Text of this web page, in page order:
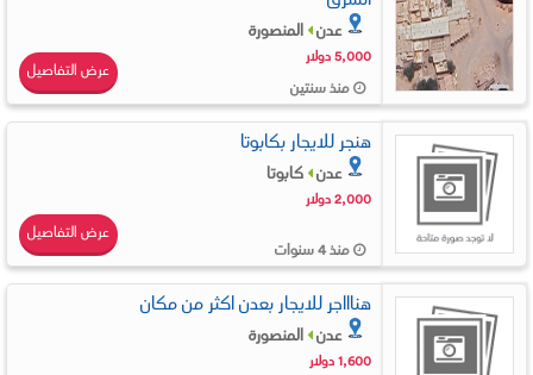
عدن المنصورة
5,000 دولار
منذ سنتين
عرض التفاصيل
هنجر للايجار بكابوتا
عدن كابوتا
2,000 دولار
منذ 4 سنوات
عرض التفاصيل
هناااجر للايجار بعدن اكثر من مكان
عدن المنصورة
1,600 دولار